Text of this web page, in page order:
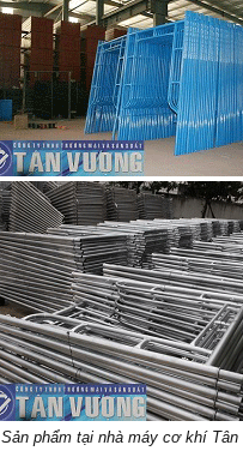
Sản phẩm tại nhà máy cơ khí Tân